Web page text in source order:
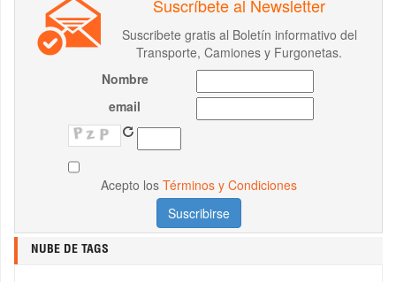
Suscríbete al Newsletter
Suscribete gratis al Boletín informativo del
Transporte, Camiones y Furgonetas.
Nombre
email
Acepto los Términos y Condiciones
NUBE DE TAGS